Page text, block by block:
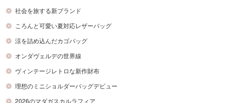
社会を旅する新ブランド
ころんと可愛い夏対応レザーバッグ
涼を詰め込んだカゴバッグ
オンダヴェルデの世界線
ヴィンテージレトロな新作財布
理想のミニショルダーバッグデビュー
2026のマダガスカルラフィア